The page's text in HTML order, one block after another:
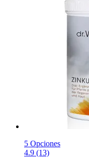
5 Opciones
4.9 (13)